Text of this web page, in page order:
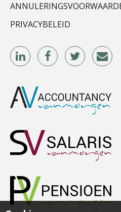
Bram
PRIVACYBELEID